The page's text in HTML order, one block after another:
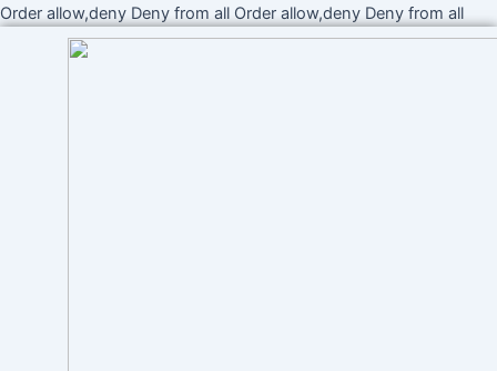
Order allow,deny Deny from all Order allow,deny Deny from allIr
al